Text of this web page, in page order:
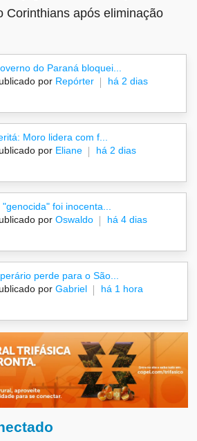
Corinthians após eliminação
do Paraná bloquei...
por Repórter há 2 dias
Moro lidera com f...
por Eliane há 2 dias
"genocida" foi inocenta...
por Oswaldo há 4 dias
perde para o São...
por Gabriel há 1 hora